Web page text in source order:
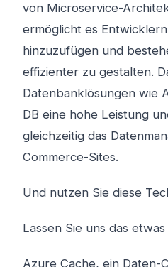
von Microservice-
ermöglicht es
hinzuzufügen und
effizienter zu gestalten.
Datenbanklösungen wie
DB eine hohe Leistung
gleichzeitig das
Commerce-Sites.
Und nutzen Sie diese
Lassen Sie uns das
Azure Cache, ein Daten-